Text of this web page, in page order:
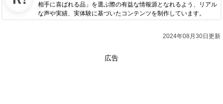
相手に喜ばれる品」を選ぶ際の有益な情報源となれるよう、リアル
な声や実績、実体験に基づいたコンテンツを制作しています。
2024年08月30日更新
広告